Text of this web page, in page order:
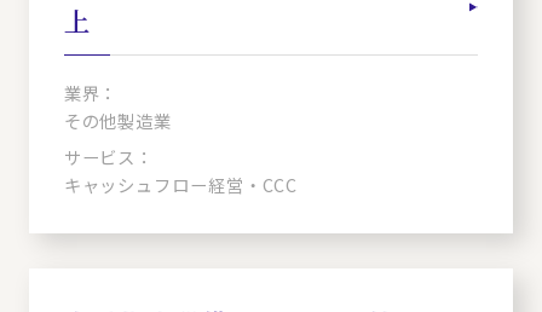
上
業界：
その他製造業
サービス：
キャッシュフロー経営・CCC